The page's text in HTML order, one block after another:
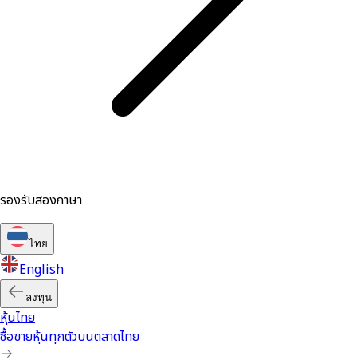
รองรับสองภาษา
ไทย
English
ลงทุน
หุ้นไทย
ซื้อขายหุ้นทุกตัวบนตลาดไทย